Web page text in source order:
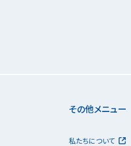
その他メニュー
私たちについて